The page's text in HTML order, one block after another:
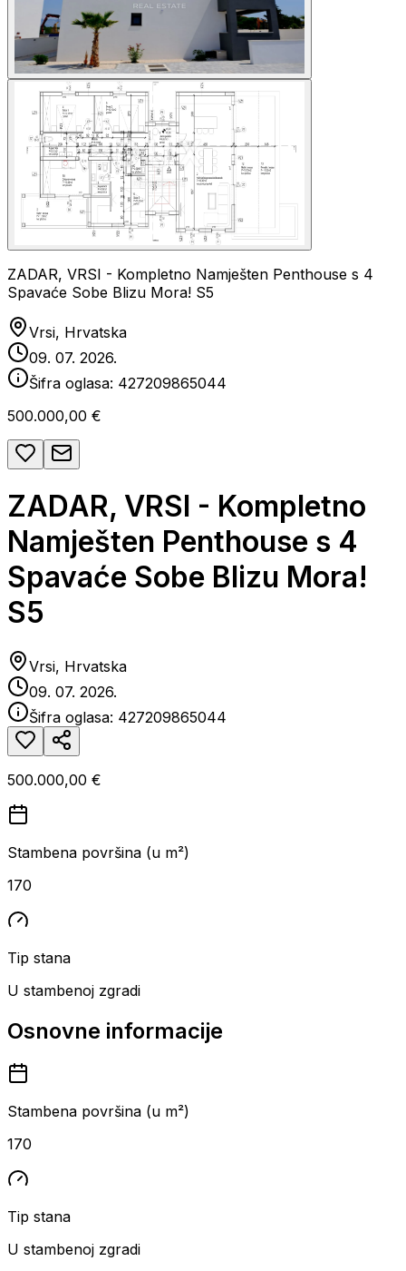
ZADAR, VRSI - Kompletno Namješten Penthouse s 4
Spavaće Sobe Blizu Mora! S5
Vrsi, Hrvatska
09. 07. 2026.
Šifra oglasa: 427209865044
500.000,00 €
ZADAR, VRSI - Kompletno
Namješten Penthouse s 4
Spavaće Sobe Blizu Mora!
S5
Vrsi, Hrvatska
09. 07. 2026.
Šifra oglasa: 427209865044
500.000,00 €
Stambena površina (u m²)
170
Tip stana
U stambenoj zgradi
Osnovne informacije
Stambena površina (u m²)
170
Tip stana
U stambenoj zgradi